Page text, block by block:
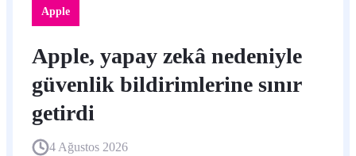
Apple
Apple, yapay zekâ nedeniyle
güvenlik bildirimlerine sınır
getirdi
4 Ağustos 2026